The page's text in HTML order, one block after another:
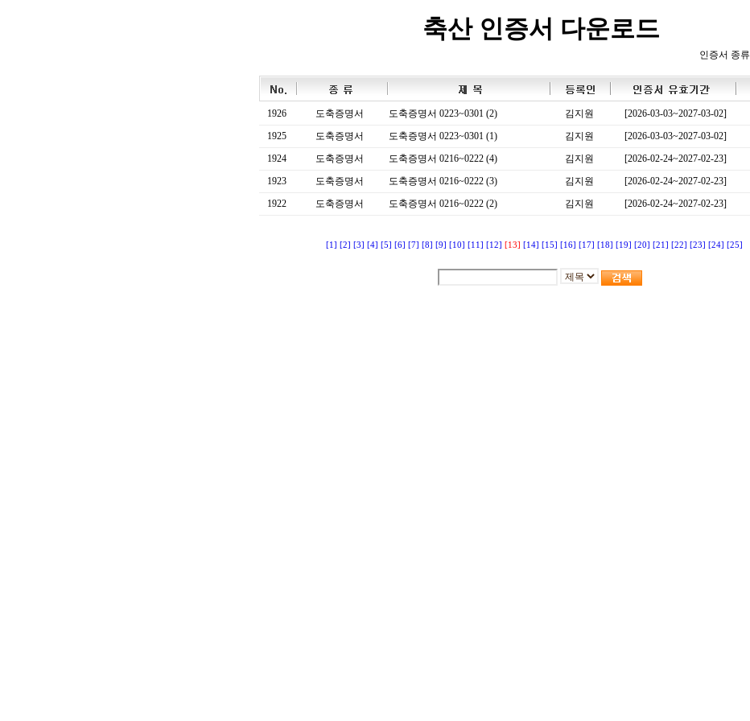
축산 인증서 다운로드
인증서 종류
1926 도축증명서 도축증명서 0223~0301 (2) 김지원 [2026-03-03~2027-03-02]
1925
도축증명서 도축증명서 0223~0301 (1) 김지원 [2026-03-03~2027-03-02]
1924
도축증명서 도축증명서 0216~0222 (4) 김지원 [2026-02-24~2027-02-23]
1923
도축증명서 도축증명서 0216~0222 (3) 김지원 [2026-02-24~2027-02-23]
1922
도축증명서 도축증명서 0216~0222 (2) 김지원 [2026-02-24~2027-02-23]
[1] [2] [3] [4] [5] [6] [7] [8] [9] [10] [11] [12] [13] [14] [15] [16] [17] [18] [19] [20] [21] [22] [23] [24] [25]